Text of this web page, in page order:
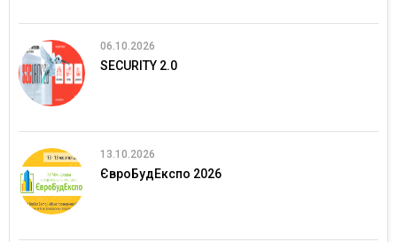
06.10.2026
SECURITY 2.0
13.10.2026
ЄвроБудЕкспо 2026